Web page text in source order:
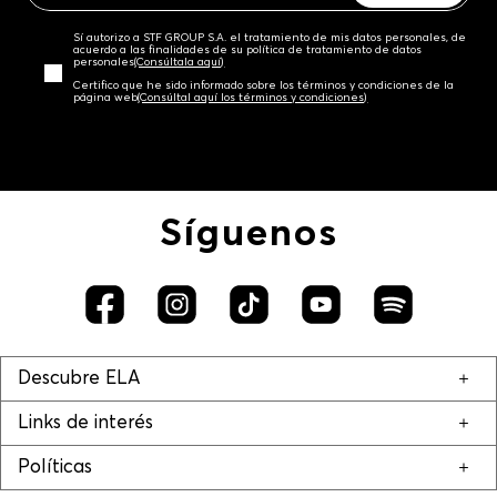
Sí autorizo a STF GROUP S.A. el tratamiento de mis datos personales, de
acuerdo a las finalidades de su política de tratamiento de datos
personales‎(Consúltala aquí)
Certifico que he sido informado sobre los términos y condiciones de la
página web‎(Consúltal aquí los términos y condiciones)
Síguenos
Descubre ELA
Links de interés
Políticas